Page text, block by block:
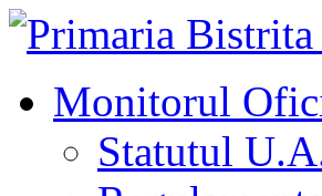
Monitorul
Statutul